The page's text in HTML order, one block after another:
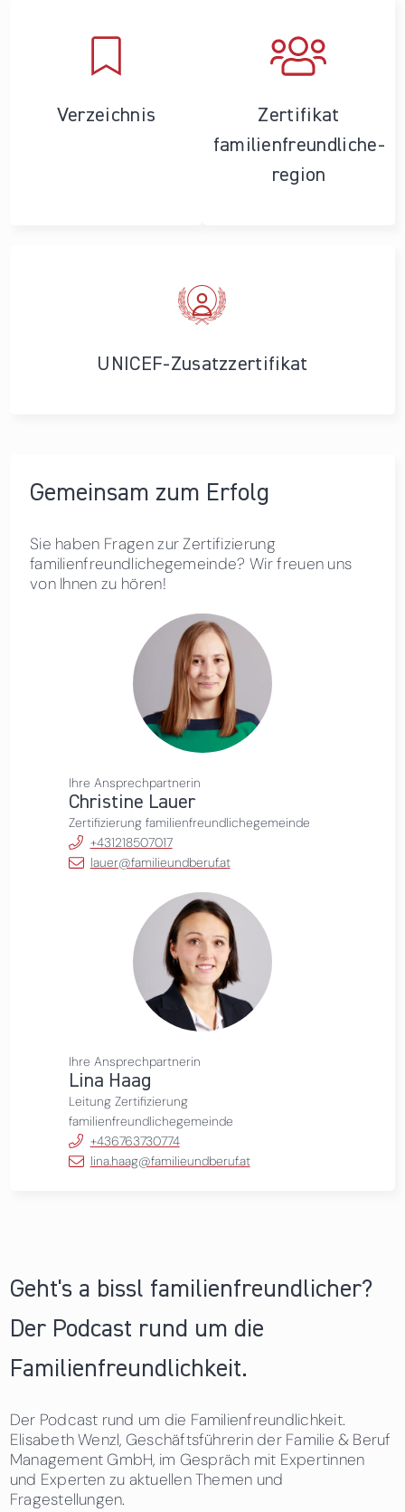
Verzeichnis
Zertifikat
familienfreundliche­
region
UNICEF-Zusatzzertifikat
Gemeinsam zum Erfolg
Sie haben Fragen zur Zertifizierung
familienfreundlichegemeinde? Wir freuen uns
von Ihnen zu hören!
Ihre Ansprechpartnerin
Christine Lauer
Zertifizierung familienfreundlichegemeinde
+431218507017
lauer@familieundberuf.at
Ihre Ansprechpartnerin
Lina Haag
Leitung Zertifizierung
familienfreundlichegemeinde
+436763730774
lina.haag@familieundberuf.at
Geht's a bissl familienfreundlicher?
Der Podcast rund um die
Familienfreundlichkeit.
Der Podcast rund um die Familienfreundlichkeit.
Elisabeth Wenzl, Geschäftsführerin der Familie & Beruf
Management GmbH, im Gespräch mit Expertinnen
und Experten zu aktuellen Themen und
Fragestellungen.